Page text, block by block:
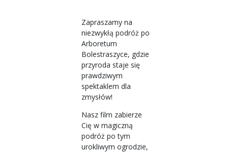
Zapraszamy na
niezwykłą podróż po
Arboretum
Bolestraszyce, gdzie
przyroda staje się
prawdziwym
spektaklem dla
zmysłów!
Nasz film zabierze
Cię w magiczną
podróż po tym
urokliwym ogrodzie,